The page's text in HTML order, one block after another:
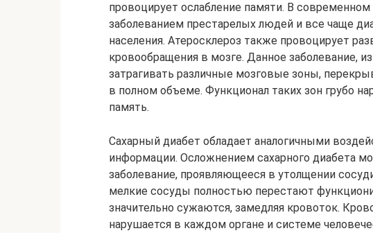
провоцирует ослабление памяти. В
заболеванием престарелых людей и все чаще
населения. Атеросклероз также провоцирует
кровообращения в мозге. Данное заболевание,
затрагивать различные мозговые зоны,
в полном объеме. Функционал таких зон грубо
память.
Сахарный диабет обладает аналогичными
информации. Осложнением сахарного диабета
заболевание, проявляющееся в утолщении
мелкие сосуды полностью перестают
значительно сужаются, замедляя кровоток.
нарушается в каждом органе и системе